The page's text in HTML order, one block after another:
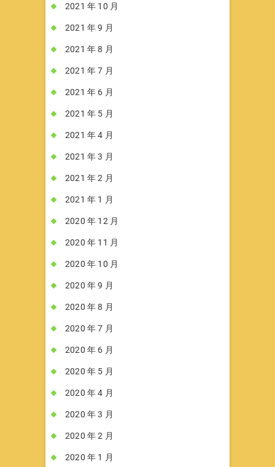
2021 年 10 月
2021 年 9 月
2021 年 8 月
2021 年 7 月
2021 年 6 月
2021 年 5 月
2021 年 4 月
2021 年 3 月
2021 年 2 月
2021 年 1 月
2020 年 12 月
2020 年 11 月
2020 年 10 月
2020 年 9 月
2020 年 8 月
2020 年 7 月
2020 年 6 月
2020 年 5 月
2020 年 4 月
2020 年 3 月
2020 年 2 月
2020 年 1 月